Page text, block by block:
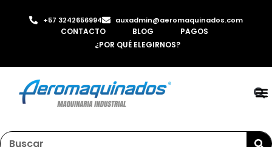
+57 3242656994 auxadmin@aeromaquinados.com
CONTACTO BLOG
PAGOS
¿POR QUÉ ELEGIRNOS?